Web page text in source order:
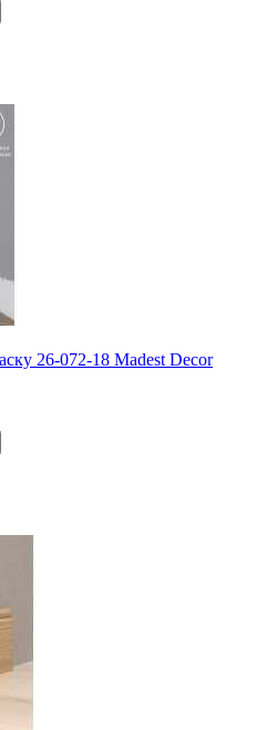
26-072-18 Madest Decor